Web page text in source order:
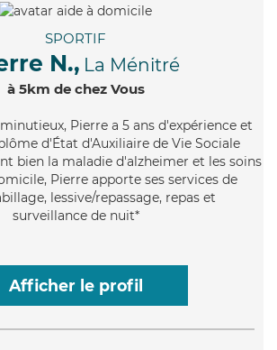
SPORTIF
N., La Ménitré
à 5km de chez Vous
Pierre a 5 ans d'expérience et
d'État d'Auxiliaire de Vie Sociale
bien la maladie d'alzheimer et les soins
Pierre apporte ses services de
lessive/repassage, repas et
surveillance de nuit*
Afficher le profil